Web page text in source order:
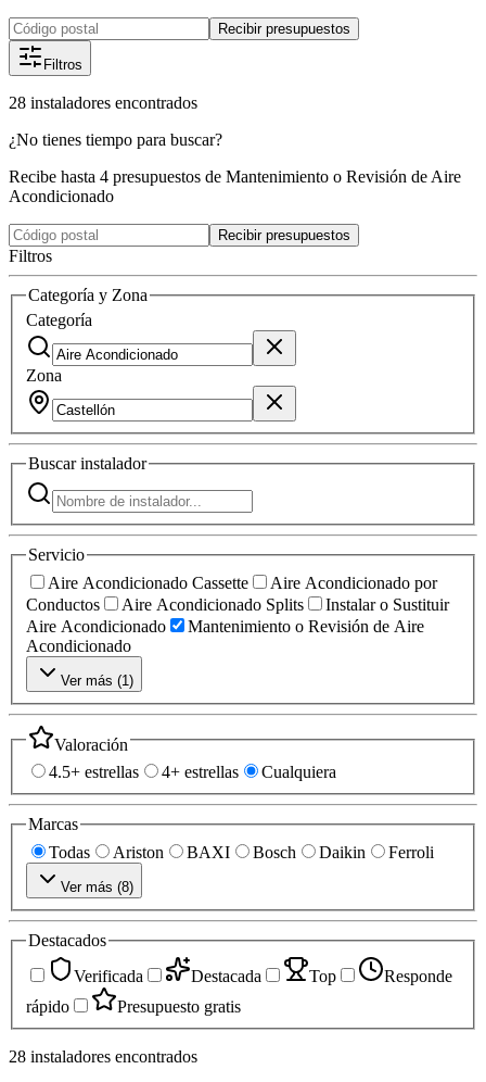
Recibir presupuestos
Filtros
28 instaladores encontrados
¿No tienes tiempo para buscar?
Recibe hasta 4 presupuestos de Mantenimiento o Revisión de Aire
Acondicionado
Recibir presupuestos
Filtros
Categoría y Zona
Categoría
Zona
Buscarinstalador
Servicio
Aire Acondicionado Cassette
Aire Acondicionado por
Conductos
Aire Acondicionado Splits
Instalar o Sustituir
Aire Acondicionado
Mantenimiento o Revisión de Aire
Acondicionado
Ver más (1)
Valoración
4.5+ estrellas
4+ estrellas Cualquiera
Marcas
Todas
Ariston BAXI Bosch Daikin Ferroli
Ver más (8)
Destacados
Verificada
Destacada Top
Responde
rápido
Presupuesto gratis
28 instaladores encontrados